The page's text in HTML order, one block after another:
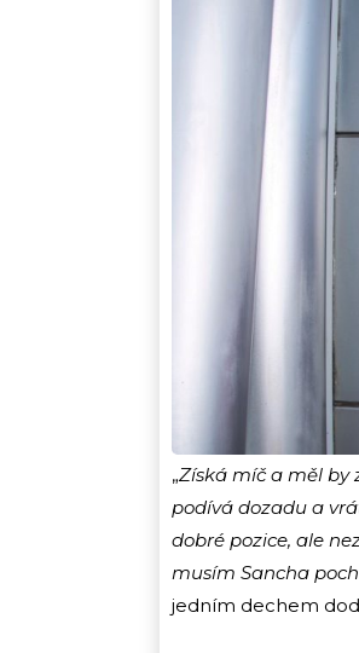
„Získá míč a měl by
podívá dozadu a
dobré pozice, ale
musím Sancha
jedním dechem